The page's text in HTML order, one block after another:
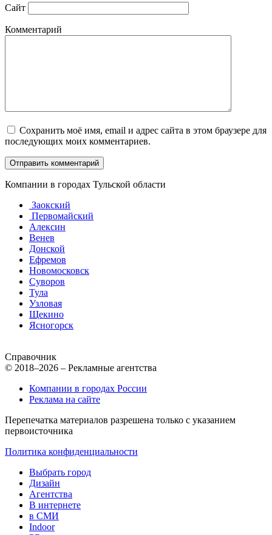
Сайт
Комментарий
Сохранить моё имя, email и адрес сайта в этом браузере для
последующих моих комментариев.
Компании в городах Тульской области
Заокский
Первомайский
Алексин
Венев
Донской
Ефремов
Новомосковск
Суворов
Тула
Узловая
Щекино
Ясногорск
Справочник
© 2018–2026 – Рекламные агентства
Компании в городах России
Реклама на сайте
Перепечатка материалов разрешена только с указанием
первоисточника
Политика конфиденциальности
Выбрать город
Дизайн
Агентства
В интернете
в СМИ
Indoor